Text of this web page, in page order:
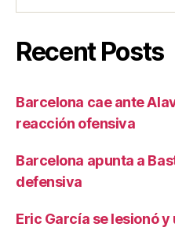
Recent Posts
Barcelona cae ante
reacción ofensiva
Barcelona apunta a
defensiva
Eric García se lesionó